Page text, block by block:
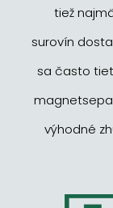
tiež
surovín
sa často
výhodné